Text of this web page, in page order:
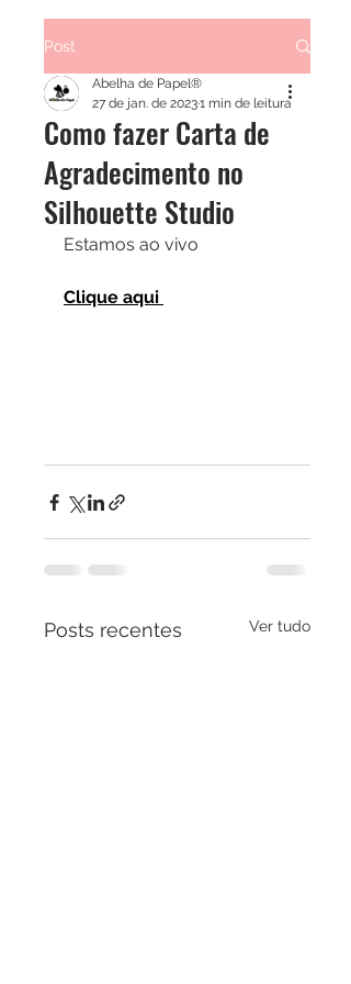
Post
Como fazer Carta de
Agradecimento no
Silhouette Studio
Abelha de Papel®
27 de jan. de 20231 min de leitura
Estamos ao vivo
Clique aqui
Posts recentes Ver tudo